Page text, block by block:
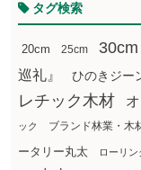
タグ検索
20cm 25cm 30cm
巡礼』
ひのきジー
レチック木材
ック ブランド林業・木
ータリー丸太
ローリ